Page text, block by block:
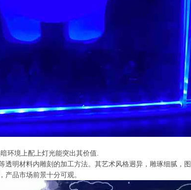
环境上配上灯光能突出其价值.
透明材料内雕刻的加工方法。其艺术风格迥异，雕琢细腻，
品市场前景十分可观。